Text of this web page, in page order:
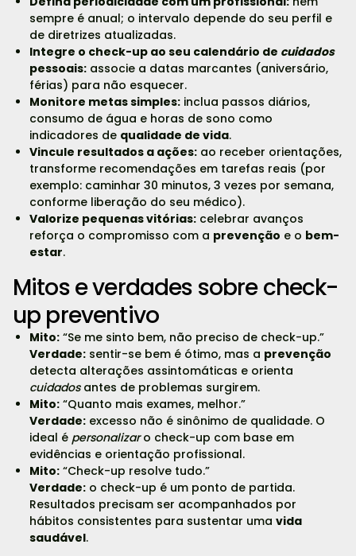
sempre é anual; o intervalo depende do seu perfil e
de diretrizes atualizadas.
Integre o check-up ao seu calendário de cuidados
pessoais:associe a datas marcantes (aniversário,
férias) para não esquecer.
Monitore metas simples:inclua passos diários,
consumo de água e horas de sono como
indicadores de qualidade de vida.
Vincule resultados a ações:ao receber orientações,
transforme recomendações em tarefas reais (por
exemplo: caminhar 30 minutos, 3 vezes por semana,
conforme liberação do seu médico).
Valorize pequenas vitórias:celebrar avanços
reforça o compromisso com a prevenção e o bem-
estar.
Mitos e verdades sobre check-
up preventivo
Mito:“Se me sinto bem, não preciso de check-up.”
Verdade:sentir-se bem é ótimo, mas a prevenção
detecta alterações assintomáticas e orienta
cuidadosantes de problemas surgirem.
Mito:“Quanto mais exames, melhor.”
Verdade:excesso não é sinônimo de qualidade. O
ideal é personalizaro check-up com base em
evidências e orientação profissional.
Mito:“Check-up resolve tudo.”
Verdade:o check-up é um ponto de partida.
Resultados precisam ser acompanhados por
hábitos consistentes para sustentar uma vida
saudável.